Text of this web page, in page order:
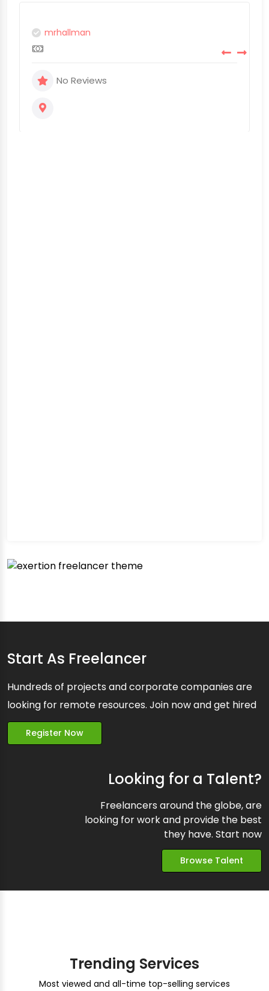
mrhallman
No Reviews
Start As Freelancer
Hundreds of projects and corporate companies are
looking for remote resources. Join now and get hired
Register Now
Looking for a Talent?
Freelancers around the globe, are
looking for work and provide the best
they have. Start now
Browse Talent
Trending Services
Most viewed and all-time top-selling services